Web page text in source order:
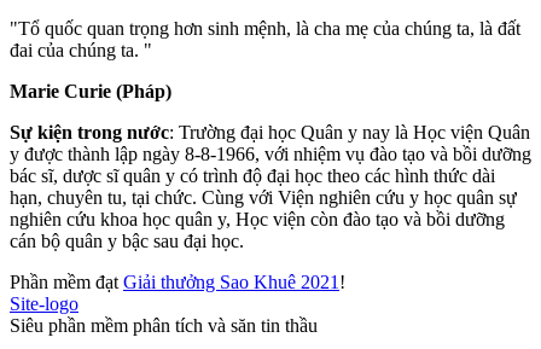
"Tổ quốc quan trọng hơn sinh mệnh, là cha mẹ của chúng ta, là đất
đai của chúng ta. "
Marie Curie (Pháp)
Sự kiện trong nước: Trường đại học Quân y nay là Học viện Quân
y được thành lập ngày 8-8-1966, với nhiệm vụ đào tạo và bồi dưỡng
bác sĩ, dược sĩ quân y có trình độ đại học theo các hình thức dài
hạn, chuyên tu, tại chức. Cùng với Viện nghiên cứu y học quân sự
nghiên cứu khoa học quân y, Học viện còn đào tạo và bồi dưỡng
cán bộ quân y bậc sau đại học.
Phần mềm đạt Giải thưởng Sao Khuê 2021 !
Site-logo
Siêu phần mềm phân tích và săn tin thầu